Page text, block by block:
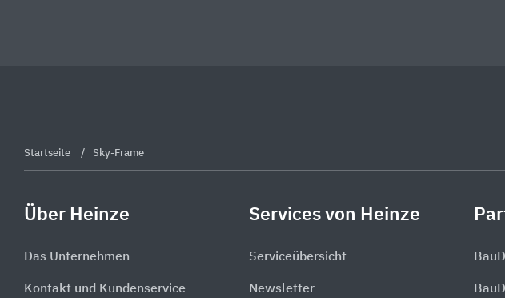
Startseite Sky-Frame
Über Heinze
Das Unternehmen
Kontakt und Kundenservice
Services von Heinze
Serviceübersicht
Newsletter